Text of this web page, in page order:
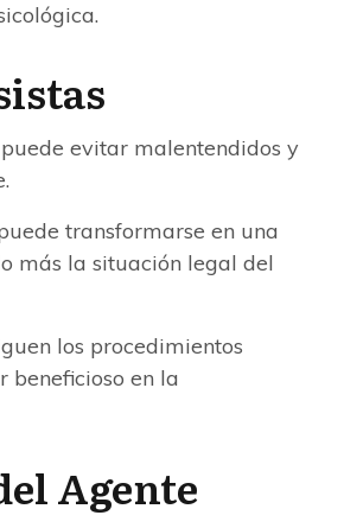
evitar malentendidos y
transformarse en una
más la situación legal del
los procedimientos
beneficioso en la
Agente